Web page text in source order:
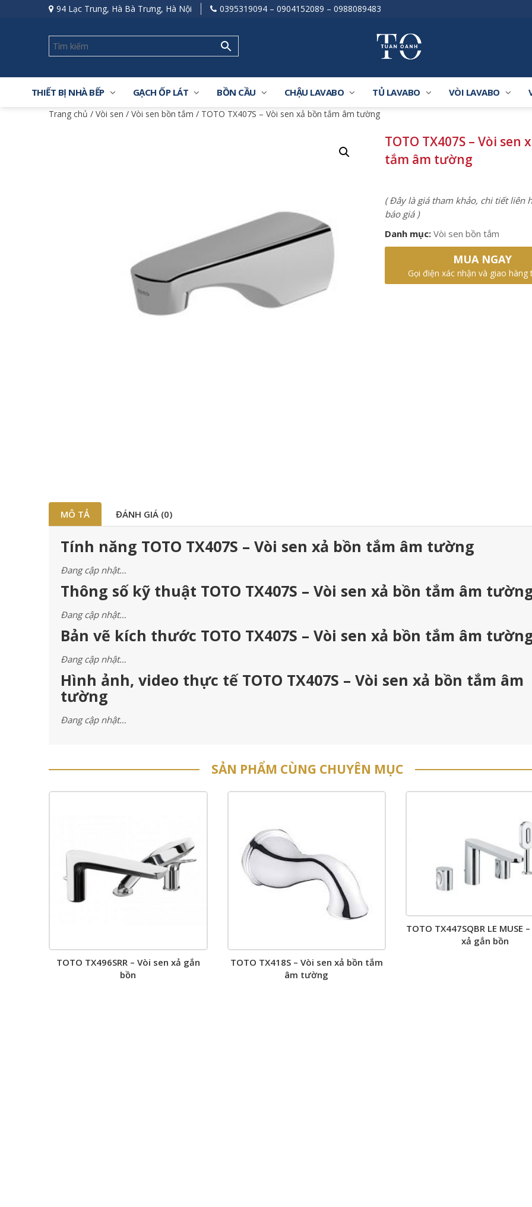
94 Lạc Trung, Hà Bà Trưng, Hà Nội 0395319094 – 0904152089 – 0988089483
THIẾT BỊ NHÀ BẾP GẠCH ỐP LÁT BỒN CẦU CHẬU LAVABO TỦ LAVABO VÒI LAVABO
Trang chủ / Vòi sen / Vòi sen bồn tắm / TOTO TX407S – Vòi sen xả bồn tắm âm tường
TOTO TX407S – Vòi sen
tắm âm tường
( Đây là giá tham khảo, chi tiết liên
báo giá )
Danh mục: Vòi sen bồn tắm
MUA NGAY
Gọi điện xác nhận và giao hàng
MÔ TẢ ĐÁNH GIÁ (0)
Tính năng TOTO TX407S – Vòi sen xả bồn tắm âm tường
Đang cập nhật…
Thông số kỹ thuật TOTO TX407S – Vòi sen xả bồn tắm âm
Đang cập nhật…
Bản vẽ kích thước TOTO TX407S – Vòi sen xả bồn tắm âm
Đang cập nhật…
Hình ảnh, video thực tế TOTO TX407S – Vòi sen xả bồn tắm âm
tường
Đang cập nhật…
SẢN PHẨM CÙNG CHUYÊN MỤC
TOTO TX496SRR – Vòi sen xả gắn
bồn
TOTO TX418S – Vòi sen xả bồn tắm
âm tường
TOTO TX447SQBR LE MUSE
xả gắn bồn